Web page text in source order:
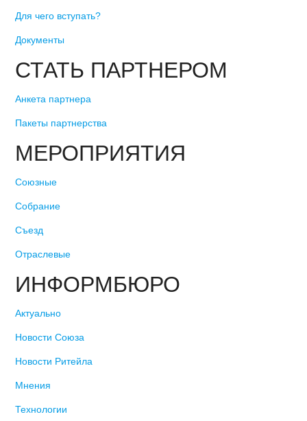
Для чего вступать?
Документы
СТАТЬ ПАРТНЕРОМ
Анкета партнера
Пакеты партнерства
МЕРОПРИЯТИЯ
Союзные
Собрание
Съезд
Отраслевые
ИНФОРМБЮРО
Актуально
Новости Союза
Новости Ритейла
Мнения
Технологии